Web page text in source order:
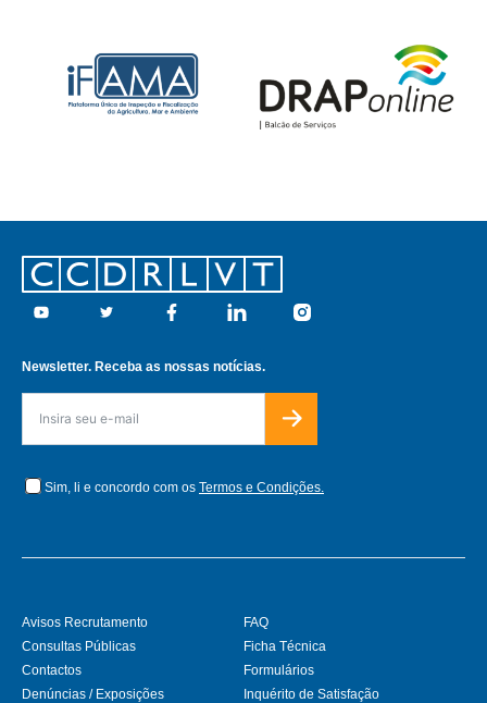
Footer
Youtube Twitter Facebook Linkedin Instagram
Newsletter. Receba as nossas notícias.
Sim, li e concordo com os Termos e Condições.
Avisos Recrutamento
Consultas Públicas
Contactos
Denúncias / Exposições
FAQ
Ficha Técnica
Formulários
Inquérito de Satisfação